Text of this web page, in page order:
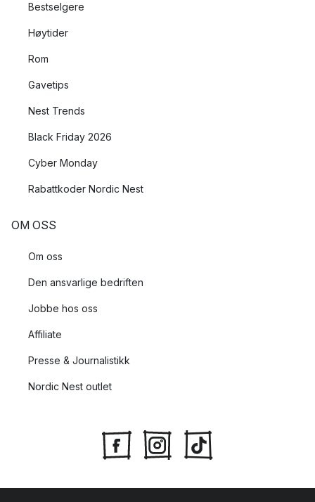
Bestselgere
Høytider
Rom
Gavetips
Nest Trends
Black Friday 2026
Cyber Monday
Rabattkoder Nordic Nest
OM OSS
Om oss
Den ansvarlige bedriften
Jobbe hos oss
Affiliate
Presse & Journalistikk
Nordic Nest outlet